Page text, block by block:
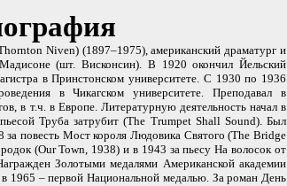
Niven) (1897–1975), американский драматург и
(шт. Висконсин). В 1920 окончил Йельский
в Принстонском университете. С 1930 по 1936
в Чикагском университете. Преподавал в
в т.ч. в Европе. Литературную деятельность начал в
Труба затрубит (The Trumpet Shall Sound). Был
за повесть Мост короля Людовика Святого (The Bridge
(Our Town, 1938) и в 1943 за пьесу На волосок от
Золотыми медалями Американской академии
1965 – первой Национальной медалью. За роман День